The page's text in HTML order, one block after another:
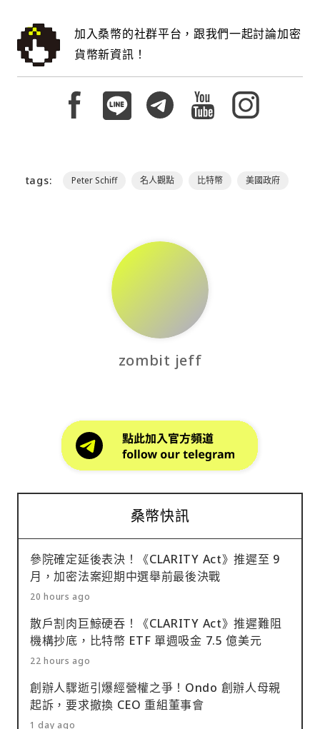
加入桑幣的社群平台，跟我們一起討論加密
貨幣新資訊！
tags: Peter Schiff 名人觀點 比特幣 美國政府
zombit jeff
桑幣快訊
參院確定延後表決！《CLARITY Act》推遲至 9
月，加密法案迎期中選舉前最後決戰
20 hours ago
散戶割肉巨鯨硬吞！《CLARITY Act》推遲難阻
機構抄底，比特幣 ETF 單週吸金 7.5 億美元
22 hours ago
創辦人驟逝引爆經營權之爭！Ondo 創辦人母親
起訴，要求撤換 CEO 重組董事會
1 day ago